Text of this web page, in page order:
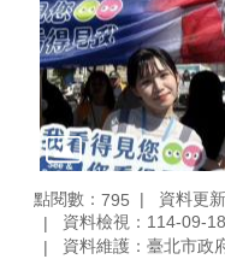
點閱數： 795
資料更
資料檢視：114-09-
資料維護：臺北市政